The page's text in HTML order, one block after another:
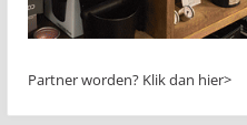
Partner worden? Klik dan hier>